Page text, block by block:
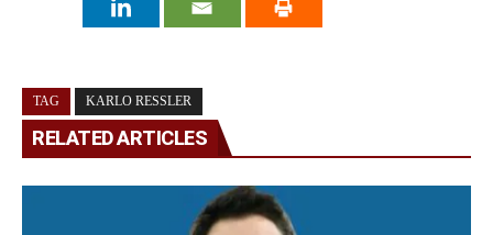
TAG KARLO RESSLER
RELATED ARTICLES